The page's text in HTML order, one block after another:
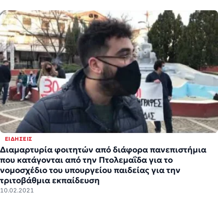
ΕΙΔΉΣΕΙΣ
Διαμαρτυρία φοιτητών από διάφορα πανεπιστήμια
που κατάγονται από την Πτολεμαΐδα για το
νομοσχέδιο του υπουργείου παιδείας για την
τριτοβάθμια εκπαίδευση
10.02.2021